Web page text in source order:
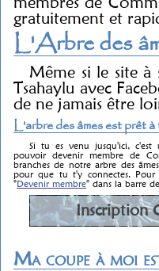
gratuitement et
L'Arbre des
Même si le site
Tsahaylu avec
de ne jamais être
L'arbre des âmes est prêt à
Si tu es venu jusqu'ici, c'est
pouvoir devenir membre de
branches de notre arbre des
pour que tu t'y connectes.
"Devenir membre" dans la barre
Inscription
Ma coupe à moi